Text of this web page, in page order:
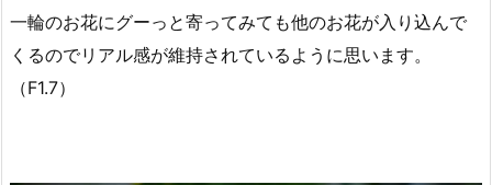
一輪のお花にグーっと寄ってみても他のお花が入り込んで
くるのでリアル感が維持されているように思います。
（F1.7）